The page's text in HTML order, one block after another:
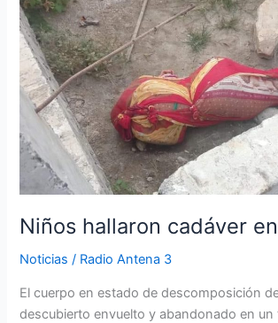
Niños hallaron cadáver
Noticias / Radio Antena 3
El cuerpo en estado de descomposición
descubierto envuelto y abandonado en un
cadáver
en
Durán